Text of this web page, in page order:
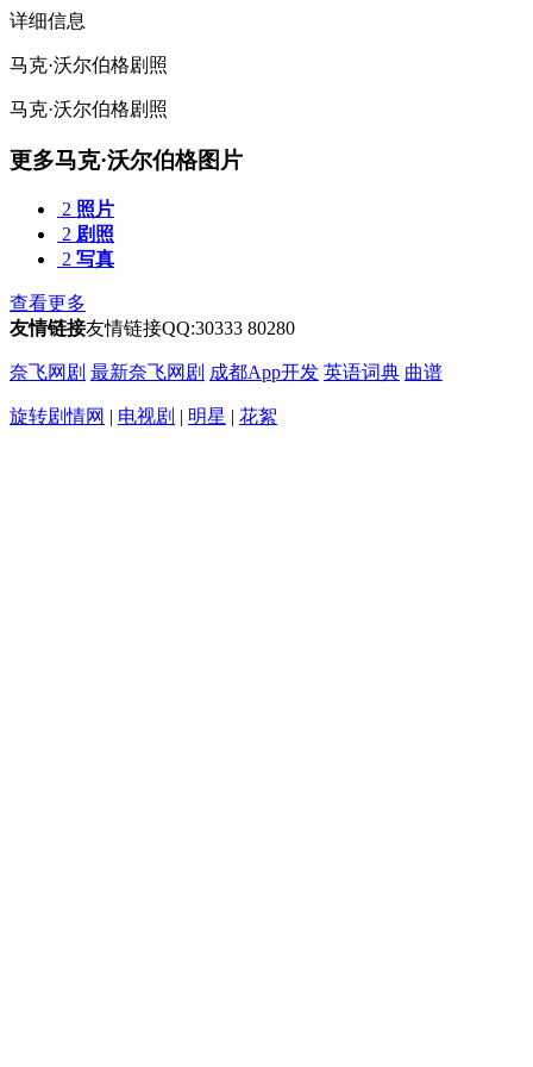
详细信息
马克·沃尔伯格剧照
马克·沃尔伯格剧照
更多马克·沃尔伯格图片
2 照片
2 剧照
2 写真
查看更多
友情链接友情链接QQ:30333 80280
奈飞网剧 最新奈飞网剧 成都App开发 英语词典 曲谱
旋转剧情网 | 电视剧 | 明星 | 花絮